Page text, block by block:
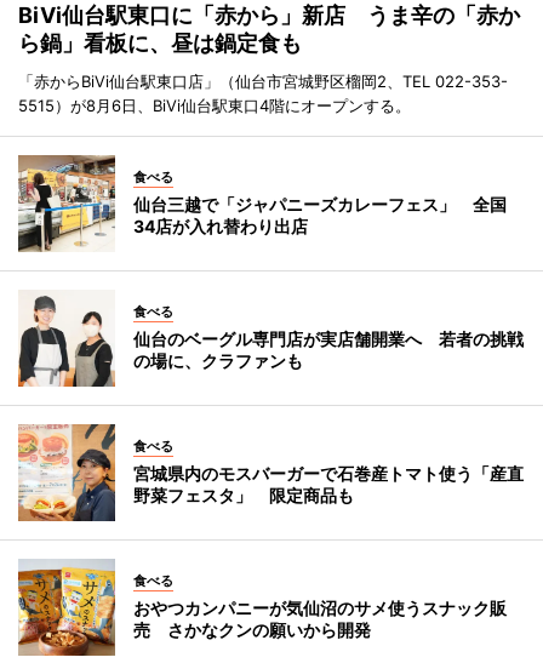
BiVi仙台駅東口に「赤から」新店 うま辛の「赤か
ら鍋」看板に、昼は鍋定食も
「赤からBiVi仙台駅東口店」（仙台市宮城野区榴岡2、TEL 022-353-
5515）が8月6日、BiVi仙台駅東口4階にオープンする。
食べる
仙台三越で「ジャパニーズカレーフェス」 全国
34店が入れ替わり出店
食べる
仙台のベーグル専門店が実店舗開業へ 若者の挑戦
の場に、クラファンも
食べる
宮城県内のモスバーガーで石巻産トマト使う「産直
野菜フェスタ」 限定商品も
食べる
おやつカンパニーが気仙沼のサメ使うスナック販
売 さかなクンの願いから開発